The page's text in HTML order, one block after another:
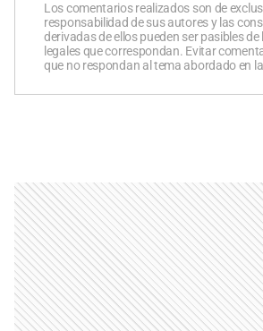
Los comentarios realizados son de
responsabilidad de sus autores y las
derivadas de ellos pueden ser pasibles
legales que correspondan. Evitar
que no respondan al tema abordado en